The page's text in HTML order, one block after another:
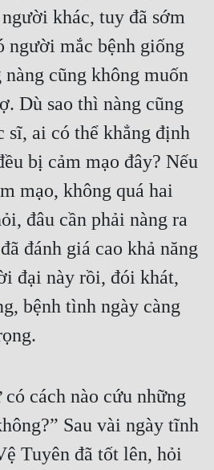
khác, tuy đã sớm
người mắc bệnh giống
cũng không muốn
Dù sao thì nàng cũng
sĩ, ai có thể khẳng định
bị cảm mạo đây? Nếu
mạo, không quá hai
đâu cần phải nàng ra
đánh giá cao khả năng
đại này rồi, đói khát,
bệnh tình ngày càng
cách nào cứu những
Sau vài ngày tĩnh
Tuyên đã tốt lên, hỏi